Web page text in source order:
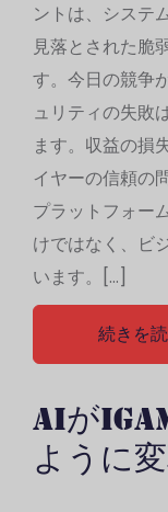
ントは、システ
見落とされた脆
す。今日の競争
ュリティの失敗
ます。収益の損
イヤーの信頼の
プラットフォー
けではなく、ビ
います。[…]
続きを
AIが
ように